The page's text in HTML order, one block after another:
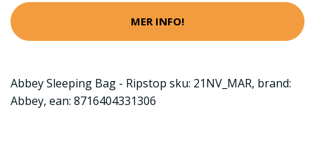
MER INFO!
Abbey Sleeping Bag - Ripstop sku: 21NV_MAR, brand:
Abbey, ean: 8716404331306